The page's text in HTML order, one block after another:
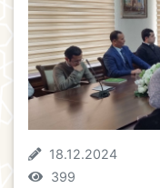
18.12.2024
399